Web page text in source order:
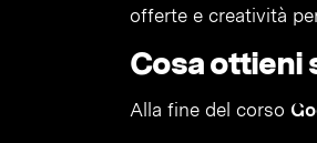
offerte e creatività
Cosa ottieni
Alla fine del corso